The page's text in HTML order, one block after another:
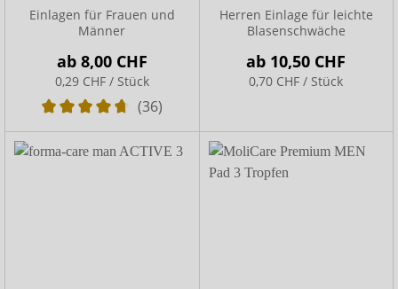
Einlagen für Frauen und
Männer
ab 8,00 CHF
0,29 CHF / Stück
(36)
Herren Einlage für leichte
Blasenschwäche
ab 10,50 CHF
0,70 CHF / Stück